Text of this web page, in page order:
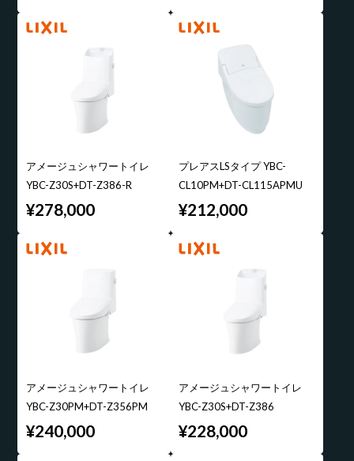
アメージュシャワートイレ
YBC-Z30S+DT-Z386-R
¥278,000
プレアスLSタイプ YBC-
CL10PM+DT-CL115APMU
¥212,000
アメージュシャワートイレ
YBC-Z30PM+DT-Z356PM
¥240,000
アメージュシャワートイレ
YBC-Z30S+DT-Z386
¥228,000